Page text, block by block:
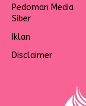
Pedoman Media
Siber
Iklan
Disclaimer